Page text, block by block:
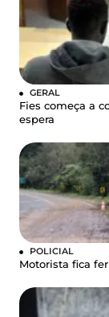
GERAL
Fies começa a
espera
POLICIAL
Motorista fica